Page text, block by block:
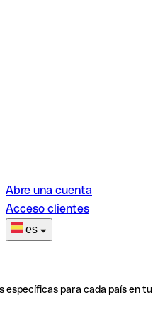
Abre una cuenta
Acceso clientes
es
específicas para cada país en tu